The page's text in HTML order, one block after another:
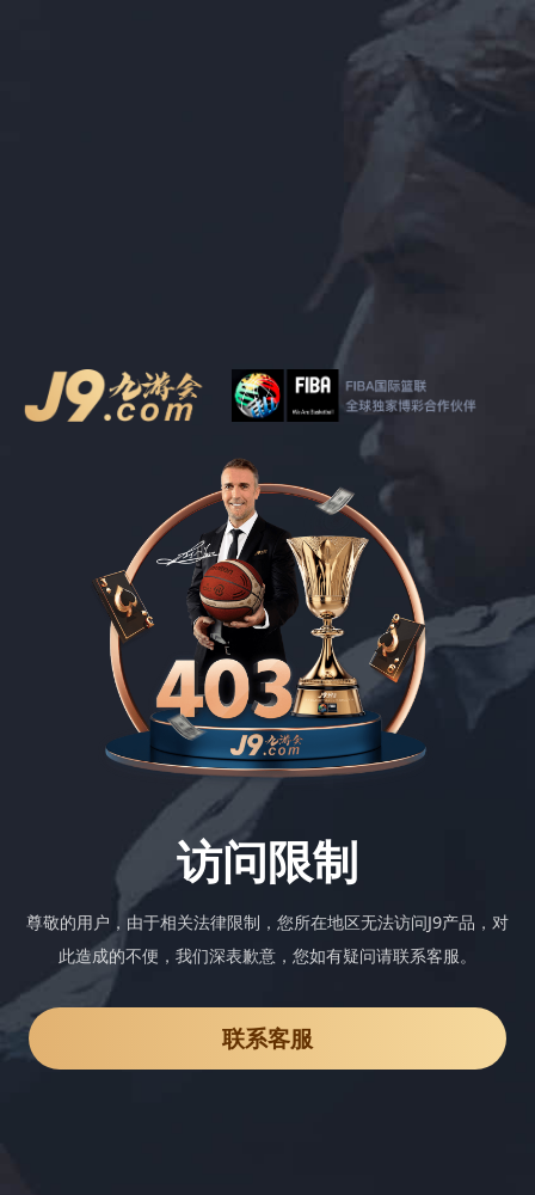
访问限制
尊敬的用户，由于相关法律限制，您所在地区无法访问J9产品，对
此造成的不便，我们深表歉意，您如有疑问请联系客服。
联系客服